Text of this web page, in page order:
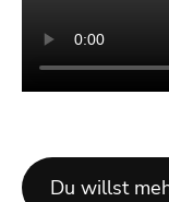
Du willst